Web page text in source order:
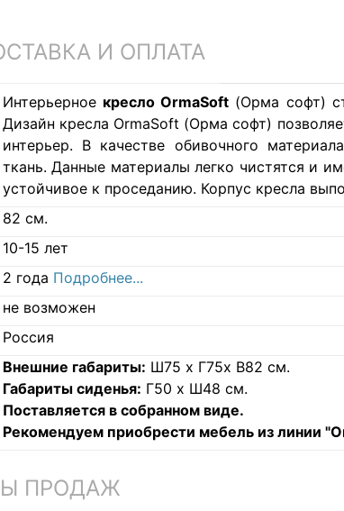
И ОПЛАТА
Интерьерное кресло OrmaSoft (Орма софт)
Дизайн кресла OrmaSoft (Орма софт)
интерьер. В качестве обивочного
ткань. Данные материалы легко чистятся и
устойчивое к проседанию. Корпус кресла
82 см.
10-15 лет
2 года Подробнее...
не возможен
Россия
Внешние габариты: Ш75 х Г75х В82 см.
Габариты сиденья: Г50 х Ш48 см.
Поставляется в собранном виде.
Рекомендуем приобрести мебель из линии
ПРОДАЖ